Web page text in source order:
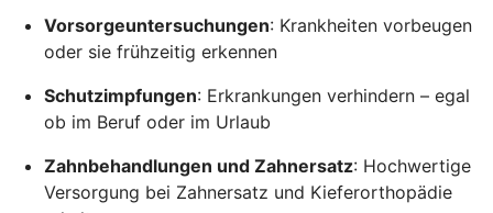
Vorsorgeuntersuchungen: Krankheiten vorbeugen
oder sie frühzeitig erkennen
Schutzimpfungen: Erkrankungen verhindern – egal
ob im Beruf oder im Urlaub
Zahnbehandlungen und Zahnersatz: Hochwertige
Versorgung bei Zahnersatz und Kieferorthopädie